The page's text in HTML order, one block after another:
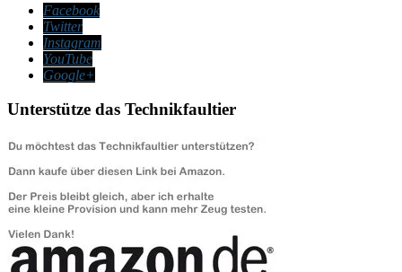
Facebook
Twitter
Instagram
YouTube
Google+
Unterstütze das Technikfaultier